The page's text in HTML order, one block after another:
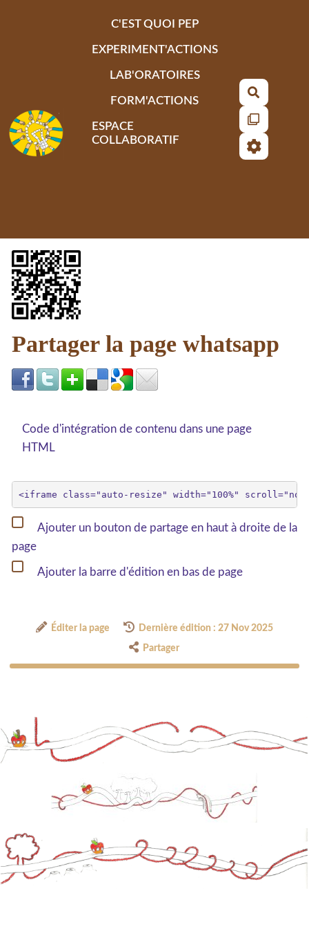
C'EST QUOI PEP
EXPERIMENT'ACTIONS
LAB'ORATOIRES
FORM'ACTIONS
ESPACE
COLLABORATIF
Partager la page whatsapp
Code d'intégration de contenu dans une page
HTML
Ajouter un bouton de partage en haut à droite de la
page
Ajouter la barre d'édition en bas de page
Éditer la page Dernière édition : 27 Nov 2025
Partager